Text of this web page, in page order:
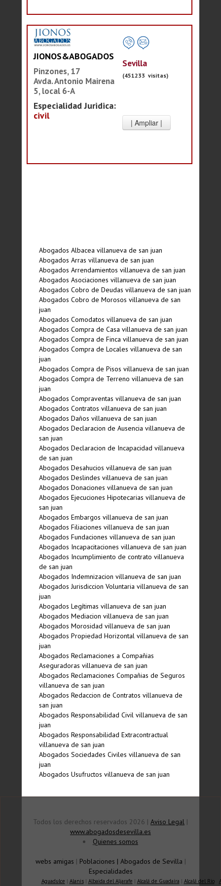
JIONOS&ABOGADOS
Pinzones, 17
Avda. Antonio Mairena
5, local 6-A
Especialidad Juridica:
civil
Sevilla
(451233 visitas)
Abogados Albacea villanueva de san juan
Abogados Arras villanueva de san juan
Abogados Arrendamientos villanueva de san juan
Abogados Asociaciones villanueva de san juan
Abogados Cobro de Deudas villanueva de san juan
Abogados Cobro de Morosos villanueva de san
juan
Abogados Comodatos villanueva de san juan
Abogados Compra de Casa villanueva de san juan
Abogados Compra de Finca villanueva de san juan
Abogados Compra de Locales villanueva de san
juan
Abogados Compra de Pisos villanueva de san juan
Abogados Compra de Terreno villanueva de san
juan
Abogados Compraventas villanueva de san juan
Abogados Contratos villanueva de san juan
Abogados Daños villanueva de san juan
Abogados Declaracion de Ausencia villanueva de
san juan
Abogados Declaracion de Incapacidad villanueva
de san juan
Abogados Desahucios villanueva de san juan
Abogados Deslindes villanueva de san juan
Abogados Donaciones villanueva de san juan
Abogados Ejecuciones Hipotecarias villanueva de
san juan
Abogados Embargos villanueva de san juan
Abogados Filiaciones villanueva de san juan
Abogados Fundaciones villanueva de san juan
Abogados Incapacitaciones villanueva de san juan
Abogados Incumplimiento de contrato villanueva
de san juan
Abogados Indemnizacion villanueva de san juan
Abogados Jurisdiccion Voluntaria villanueva de san
juan
Abogados Legí­timas villanueva de san juan
Abogados Mediacion villanueva de san juan
Abogados Morosidad villanueva de san juan
Abogados Propiedad Horizontal villanueva de san
juan
Abogados Reclamaciones a Compañias
Aseguradoras villanueva de san juan
Abogados Reclamaciones Compañias de Seguros
villanueva de san juan
Abogados Redaccion de Contratos villanueva de
san juan
Abogados Responsabilidad Civil villanueva de san
juan
Abogados Responsabilidad Extracontractual
villanueva de san juan
Abogados Sociedades Civiles villanueva de san
juan
Abogados Usufructos villanueva de san juan
Todos los derechos reservados 2026 | Aviso Legal |
www.abogadosdesevilla.es
Quienes somos
webs amigas | Poblaciones | Abogados de Sevilla |
Especialidades
Aguadulce | Alanis| Albaida del Aljarafe | Alcalá de Guadaíra | Alcalá del Río|